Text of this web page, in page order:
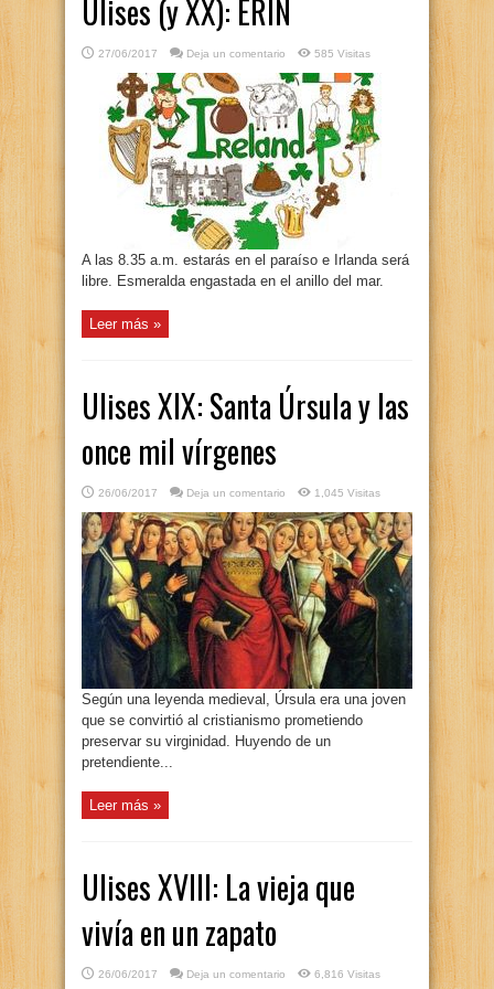
Ulises (y XX): ERIN
27/06/2017 Deja un comentario 585 Visitas
A las 8.35 a.m. estarás en el paraíso e Irlanda será
libre. Esmeralda engastada en el anillo del mar.
Leer más »
Ulises XIX: Santa Úrsula y las
once mil vírgenes
26/06/2017 Deja un comentario 1,045 Visitas
Según una leyenda medieval, Úrsula era una joven
que se convirtió al cristianismo prometiendo
preservar su virginidad. Huyendo de un
pretendiente...
Leer más »
Ulises XVIII: La vieja que
vivía en un zapato
26/06/2017 Deja un comentario 6,816 Visitas